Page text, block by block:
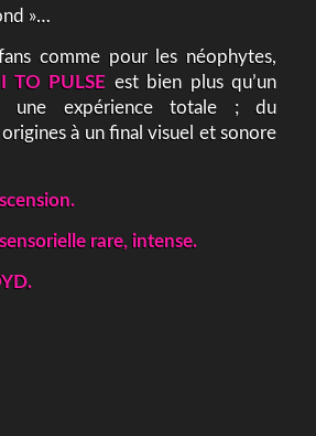
»…
comme pour les néophytes,
TO PULSE est bien plus qu’un
une expérience totale ; du
à un final visuel et sonore
rare, intense.